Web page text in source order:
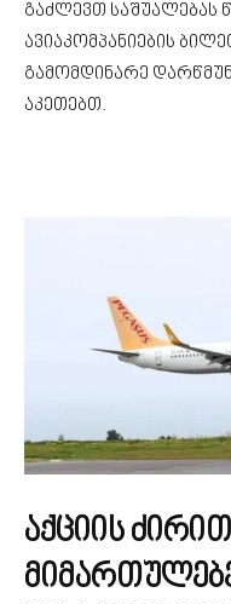
გაძლევთ საშუალებას
ავიაკომპანიების
გამომდინარე
აკეთებთ.
აქციის